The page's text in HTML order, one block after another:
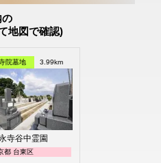
の
地図で確認)
院墓地 3.99km
寺谷中霊園
都 台東区